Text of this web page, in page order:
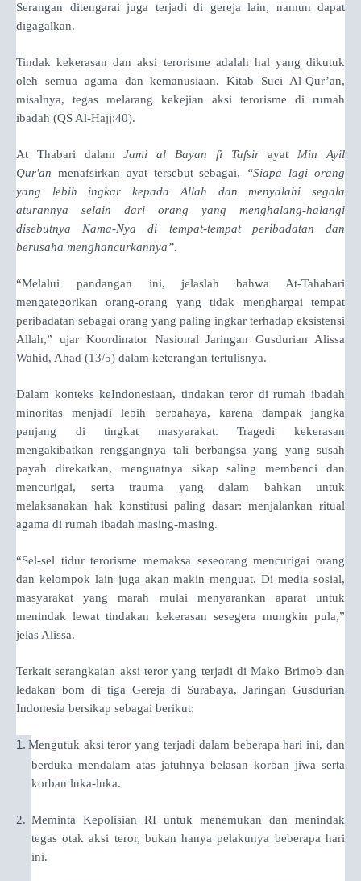
Serangan ditengarai juga terjadi di gereja lain, namun dapat
digagalkan.
Tindak kekerasan dan aksi terorisme adalah hal yang dikutuk
oleh semua agama dan kemanusiaan. Kitab Suci Al-Qur’an,
misalnya, tegas melarang kekejian aksi terorisme di rumah
ibadah (QS Al-Hajj:40).
At Thabari dalamJami al Bayan fi Tafsirayat Min Ayil
Qur'an menafsirkan ayat tersebut sebagai,
“Siapa lagi orang
yang lebih ingkar kepada Allah dan menyalahi segala
aturannya selain dari orang yang menghalang-halangi
disebutnya Nama-Nya di tempat-tempat peribadatan dan
berusaha menghancurkannya”.
“Melalui pandangan ini, jelaslah bahwa At-Tahabari
mengategorikan orang-orang yang tidak menghargai tempat
peribadatan sebagai orang yang paling ingkar terhadap eksistensi
Allah,” ujar Koordinator Nasional Jaringan Gusdurian Alissa
Wahid, Ahad (13/5) dalam keterangan tertulisnya.
Dalam konteks keIndonesiaan, tindakan teror di rumah ibadah
minoritas menjadi lebih berbahaya, karena dampak jangka
panjang di tingkat masyarakat. Tragedi kekerasan
mengakibatkan renggangnya tali berbangsa yang yang susah
payah direkatkan, menguatnya sikap saling membenci dan
mencurigai, serta trauma yang dalam bahkan untuk
melaksanakan hak konstitusi paling dasar: menjalankan ritual
agama di rumah ibadah masing-masing.
“Sel-sel tidur terorisme memaksa seseorang mencurigai orang
dan kelompok lain juga akan makin menguat. Di media sosial,
masyarakat yang marah mulai menyarankan aparat untuk
menindak lewat tindakan kekerasan sesegera mungkin pula,”
jelas Alissa.
Terkait serangkaian aksi teror yang terjadi di Mako Brimob dan
ledakan bom di tiga Gereja di Surabaya, Jaringan Gusdurian
Indonesia bersikap sebagai berikut:
1. Mengutuk aksi teror yang terjadi dalam beberapa hari ini, dan
berduka mendalam atas jatuhnya belasan korban jiwa serta
korban luka-luka.
2. Meminta Kepolisian RI untuk menemukan dan menindak
tegas otak aksi teror, bukan hanya pelakunya beberapa hari
ini.